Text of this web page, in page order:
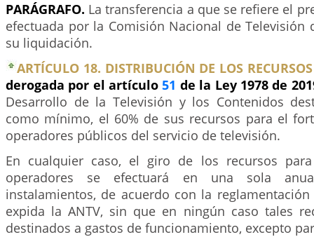
PARÁGRAFO. La transferencia a que se refiere el
efectuada por la Comisión Nacional de Televisión
su liquidación.
ARTÍCULO 18. DISTRIBUCIÓN DE LOS
derogada por el artículo51 de la Ley 1978 de
Desarrollo de la Televisión y los Contenidos
como mínimo, el 60% de sus recursos para el
operadores públicos del servicio de televisión.
En cualquier caso, el giro de los recursos
operadores se efectuará en una sola
instalamientos, de acuerdo con la
expida la ANTV, sin que en ningún caso tales
destinados a gastos de funcionamiento, excepto